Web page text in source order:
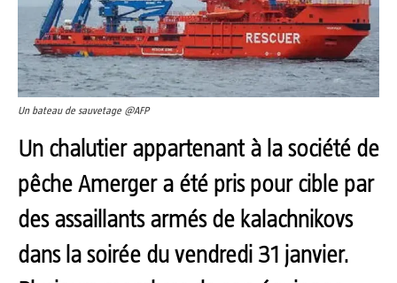
Un bateau de sauvetage @AFP
Un chalutier appartenant à la société de
pêche Amerger a été pris pour cible par
des assaillants armés de kalachnikovs
dans la soirée du vendredi 31 janvier.